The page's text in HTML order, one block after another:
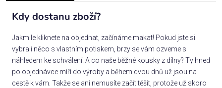
Kdy dostanu zboží?
Jakmile kliknete na objednat, začínáme makat! Pokud jste si
vybrali něco s vlastním potiskem, brzy se vám ozveme s
náhledem ke schválení. A co naše běžné kousky z dílny? Ty hned
po objednávce míří do výroby a během dvou dnů už jsou na
cestě k vám. Takže se ani nemusíte začít těšit, protože už skoro